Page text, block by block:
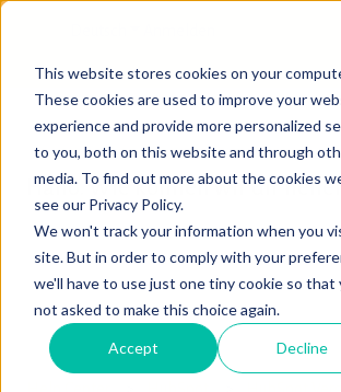
This website stores cookies on your
These cookies are used to improve your
experience and provide more personalized
to you, both on this website and through
media. To find out more about the cookies
see our Privacy Policy.
We won't track your information when you
site. But in order to comply with your
we'll have to use just one tiny cookie so that
not asked to make this choice again.
Accept Decline
Hallo. Wie können wir dir
Es gibt keine Vorschläge, da das Suchfeld